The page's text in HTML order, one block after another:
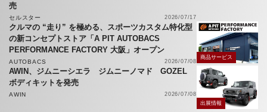
売
セルスター 2026/07/17
クルマの “走り” を極める、スポーツカスタム特化型
の新コンセプトストア「A PIT AUTOBACS
PERFORMANCE FACTORY 大阪」オープン
AUTOBACS 2026/07/08
商品サービス
AWIN、ジムニーシエラ ジムニーノマド GOZEL
ボディキットを発売
AWIN
2026/07/08
出展情報